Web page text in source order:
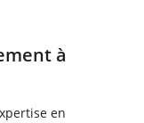
à
en